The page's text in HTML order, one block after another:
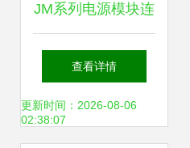
JM系列电源模块连
接器深度解析
JMD40A与类三菱
查看详情
更新时间：2026-08-06
02:38:07